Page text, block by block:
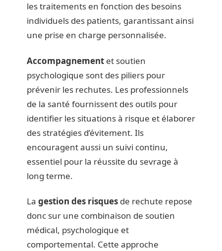
les traitements en fonction des besoins
individuels des patients, garantissant ainsi
une prise en charge personnalisée.
Accompagnement et soutien
psychologique sont des piliers pour
prévenir les rechutes. Les professionnels
de la santé fournissent des outils pour
identifier les situations à risque et élaborer
des stratégies d’évitement. Ils
encouragent aussi un suivi continu,
essentiel pour la réussite du sevrage à
long terme.
La gestion des risques de rechute repose
donc sur une combinaison de soutien
médical, psychologique et
comportemental. Cette approche